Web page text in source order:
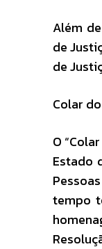
Além
de
de
Colar
O
Estado
tempo